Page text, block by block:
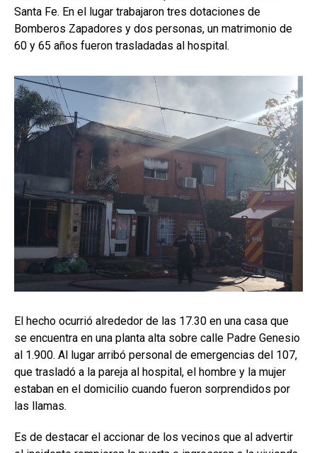
Santa Fe. En el lugar trabajaron tres dotaciones de
Bomberos Zapadores y dos personas, un matrimonio de
60 y 65 años fueron trasladadas al hospital.
El hecho ocurrió alrededor de las 17.30 en una casa que
se encuentra en una planta alta sobre calle Padre Genesio
al 1.900. Al lugar arribó personal de emergencias del 107,
que trasladó a la pareja al hospital, el hombre y la mujer
estaban en el domicilio cuando fueron sorprendidos por
las llamas.
Es de destacar el accionar de los vecinos que al advertir